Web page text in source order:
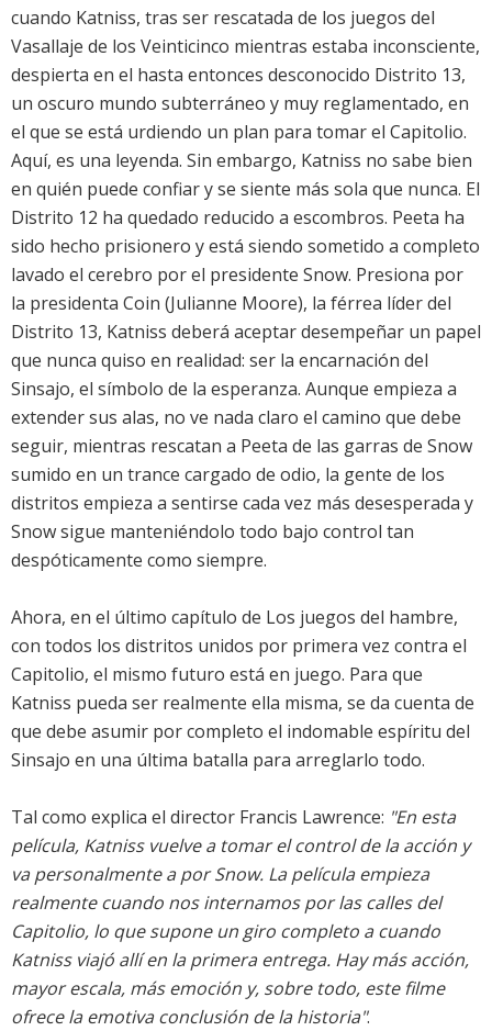
cuando Katniss, tras ser rescatada de los juegos del
Vasallaje de los Veinticinco mientras estaba inconsciente,
despierta en el hasta entonces desconocido Distrito 13,
un oscuro mundo subterráneo y muy reglamentado, en
el que se está urdiendo un plan para tomar el Capitolio.
Aquí, es una leyenda. Sin embargo, Katniss no sabe bien
en quién puede confiar y se siente más sola que nunca. El
Distrito 12 ha quedado reducido a escombros. Peeta ha
sido hecho prisionero y está siendo sometido a completo
lavado el cerebro por el presidente Snow. Presiona por
la presidenta Coin (Julianne Moore), la férrea líder del
Distrito 13, Katniss deberá aceptar desempeñar un papel
que nunca quiso en realidad: ser la encarnación del
Sinsajo, el símbolo de la esperanza. Aunque empieza a
extender sus alas, no ve nada claro el camino que debe
seguir, mientras rescatan a Peeta de las garras de Snow
sumido en un trance cargado de odio, la gente de los
distritos empieza a sentirse cada vez más desesperada y
Snow sigue manteniéndolo todo bajo control tan
despóticamente como siempre.
Ahora, en el último capítulo de Los juegos del hambre,
con todos los distritos unidos por primera vez contra el
Capitolio, el mismo futuro está en juego. Para que
Katniss pueda ser realmente ella misma, se da cuenta de
que debe asumir por completo el indomable espíritu del
Sinsajo en una última batalla para arreglarlo todo.
Tal como explica el director Francis Lawrence: "En esta
película, Katniss vuelve a tomar el control de la acción y
va personalmente a por Snow. La película empieza
realmente cuando nos internamos por las calles del
Capitolio, lo que supone un giro completo a cuando
Katniss viajó allí en la primera entrega. Hay más acción,
mayor escala, más emoción y, sobre todo, este filme
ofrece la emotiva conclusión de la historia".